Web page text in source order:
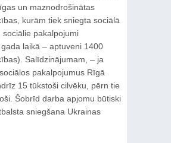
un maznodrošinātas
kurām tiek sniegta sociālā
pakalpojumi
laikā – aptuveni 1400
Salīdzinājumam, – ja
pakalpojumus Rīgā
15 tūkstoši cilvēku, pērn tie
Šobrīd darba apjomu būtiski
sniegšana Ukrainas